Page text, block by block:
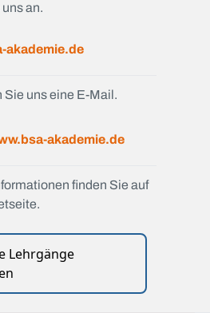
an.
akademie.de
Sie uns eine E-Mail.
akademie.de
finden Sie auf
Lehrgänge